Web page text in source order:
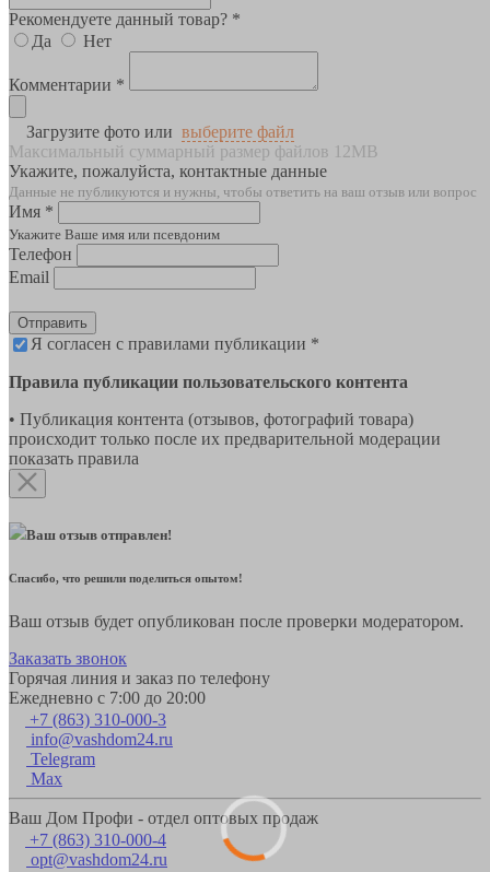
Рекомендуете данный товар? *
Да
Нет
Комментарии *
Загрузите фото или выберите файл
Максимальный суммарный размер файлов 12MB
Укажите, пожалуйста, контактные данные
Данные не публикуются и нужны, чтобы ответить на ваш отзыв или вопрос
Имя *
Укажите Ваше имя или псевдоним
Телефон
Email
Отправить
Я согласен с правилами публикации *
Правила публикации пользовательского контента
• Публикация контента (отзывов, фотографий товара)
происходит только после их предварительной модерации
показать правила
Ваш отзыв отправлен!
Спасибо, что решили поделиться опытом!
Ваш отзыв будет опубликован после проверки модератором.
Заказать звонок
Горячая линия и заказ по телефону
Ежедневно с 7:00 до 20:00
+7 (863) 310-000-3
info@vashdom24.ru
Telegram
Max
Ваш Дом Профи - отдел оптовых продаж
+7 (863) 310-000-4
opt@vashdom24.ru